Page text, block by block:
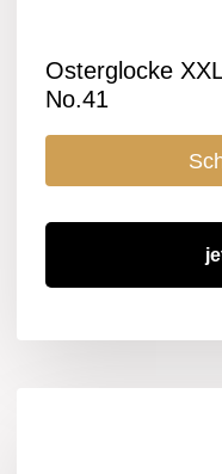
Osterglocke
No.41